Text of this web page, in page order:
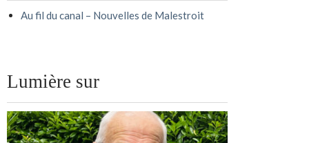
Au fil du canal – Nouvelles de Malestroit
Lumière sur